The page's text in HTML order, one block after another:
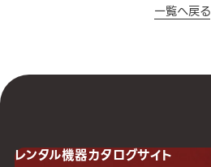
一覧へ戻る
レンタル機器カタログサイト